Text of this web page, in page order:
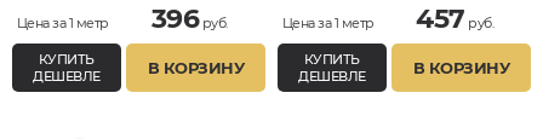
Цена за 1 метр 396руб.
КУПИТЬ
ДЕШЕВЛЕ
В КОРЗИНУ
Цена за 1 метр 457 руб.
КУПИТЬ
ДЕШЕВЛЕ
В КОРЗИНУ